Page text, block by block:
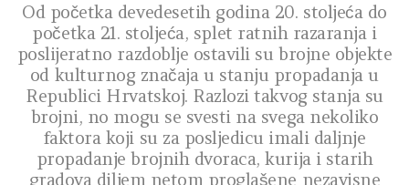
Od početka devedesetih godina 20. stoljeća do
početka 21. stoljeća, splet ratnih razaranja i
poslijeratno razdoblje ostavili su brojne objekte
od kulturnog značaja u stanju propadanja u
Republici Hrvatskoj. Razlozi takvog stanja su
brojni, no mogu se svesti na svega nekoliko
faktora koji su za posljedicu imali daljnje
propadanje brojnih dvoraca, kurija i starih
gradova diljem netom proglašene nezavisne